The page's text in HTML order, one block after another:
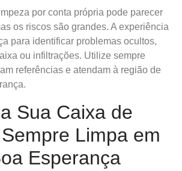
por conta própria pode parecer
os riscos são grandes. A experiência
para identificar problemas ocultos,
ou infiltrações. Utilize sempre
referências e atendam à região de
Sua Caixa de
Limpa em
Esperança